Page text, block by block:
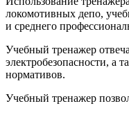
локомотивных депо,
и среднего
Учебный тренажер
электробезопасности, а
нормативов.
Учебный тренажер